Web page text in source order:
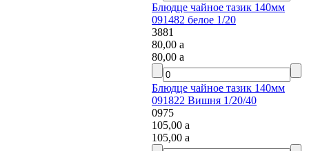
Блюдце чайное тазик 140мм
091482 белое 1/20
3881
80,00a
80,00a
Блюдце чайное тазик 140мм
091822 Вишня 1/20/40
0975
105,00a
105,00a